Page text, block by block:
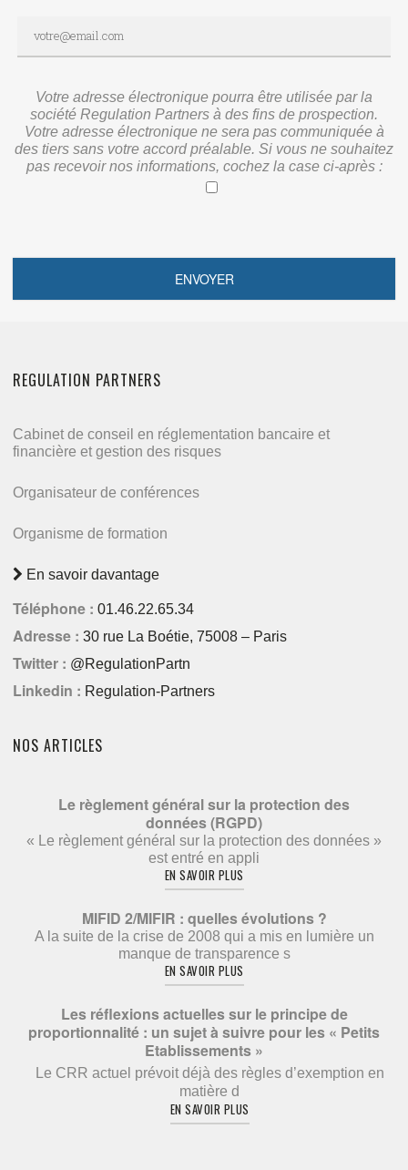
Votre adresse électronique pourra être utilisée par la
société Regulation Partners à des fins de prospection.
Votre adresse électronique ne sera pas communiquée à
des tiers sans votre accord préalable. Si vous ne souhaitez
pas recevoir nos informations, cochez la case ci-après :
REGULATION PARTNERS
Cabinet de conseil en réglementation bancaire et
financière et gestion des risques
Organisateur de conférences
Organisme de formation
En savoir davantage
Téléphone : 01.46.22.65.34
Adresse : 30 rue La Boétie, 75008 – Paris
Twitter : @RegulationPartn
Linkedin : Regulation-Partners
NOS ARTICLES
Le règlement général sur la protection des
données (RGPD)
« Le règlement général sur la protection des données »
est entré en appli
EN SAVOIR PLUS
MIFID 2/MIFIR : quelles évolutions ?
A la suite de la crise de 2008 qui a mis en lumière un
manque de transparence s
EN SAVOIR PLUS
Les réflexions actuelles sur le principe de
proportionnalité : un sujet à suivre pour les « Petits
Etablissements »
Le CRR actuel prévoit déjà des règles d’exemption en
matière d
EN SAVOIR PLUS